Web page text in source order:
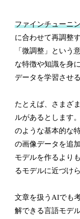
ファインチューニ
に合わせて再調整
「微調整」という
な特徴や知識を身
データを学習させ
たとえば、さまざ
ルがあるとします
のような基本的な
の画像データを追
モデルを作るより
るモデルに近づけ
文章を扱うAIでも
解できる言語モデ